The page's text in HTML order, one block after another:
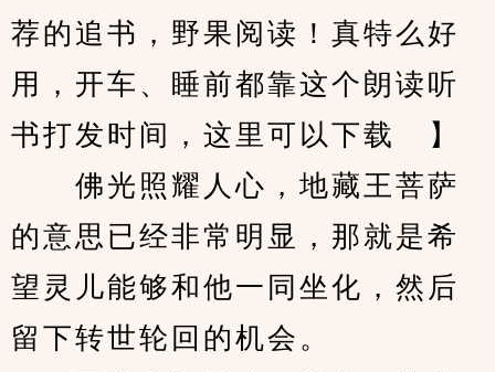
荐的追书，野果阅读！真特么好
用，开车、睡前都靠这个朗读听
书打发时间，这里可以下载   】
佛光照耀人心，地藏王菩萨
的意思已经非常明显，那就是希
望灵儿能够和他一同坐化，然后
留下转世轮回的机会。